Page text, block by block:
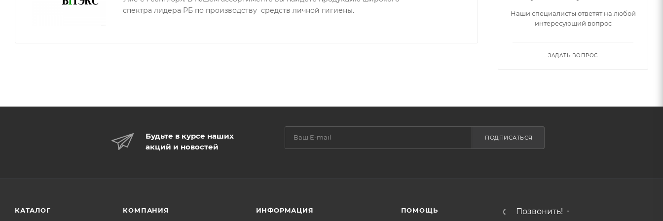
спектра лидера РБ по производству средств личной гигиены.
Наши специалисты ответят на любой
интересующий вопрос
ЗАДАТЬ ВОПРОС
Будьте в курсе наших
акций и новостей
ПОДПИСАТЬСЯ
КАТАЛОГ КОМПАНИЯ ИНФОРМАЦИЯ ПОМОЩЬ Позвонить!